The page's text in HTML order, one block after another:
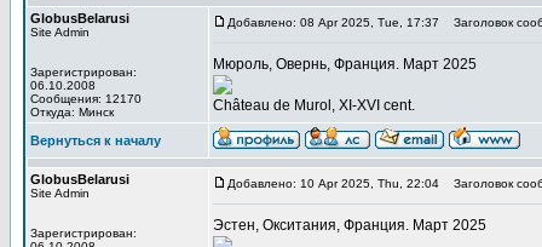
GlobusBelarusi
Site Admin
Зарегистрирован:
06.10.2008
Сообщения: 12170
Откуда: Минск
Добавлено: 08 Apr 2025, Tue, 17:37 Заголовок
Мюроль, Овернь, Франция. Март 2025
Château de Murol, XI-XVI cent.
Вернуться к началу
GlobusBelarusi
Site Admin
Зарегистрирован:
Добавлено: 10 Apr 2025, Thu, 22:04 Заголовок
Эстен, Окситания, Франция. Март 2025